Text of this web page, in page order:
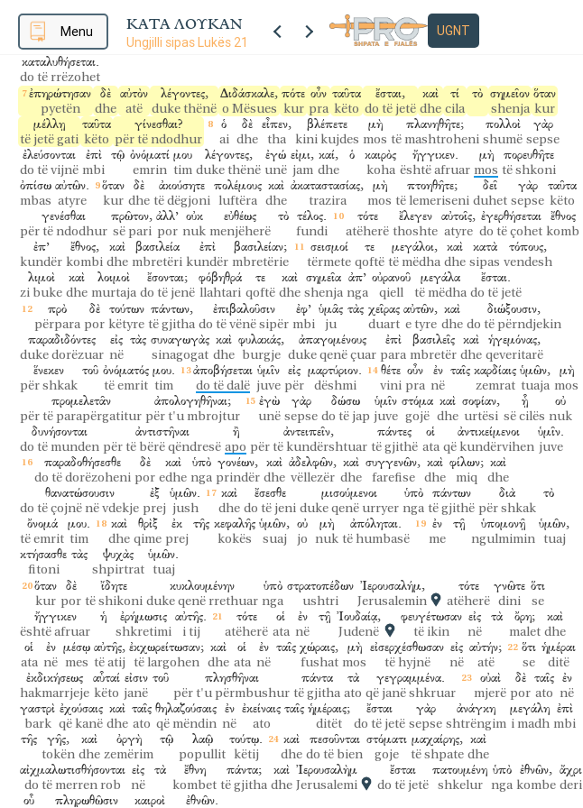
Menu ΚΑΤΑ ΛΟΥΚΑΝ
Ungjilli sipas Lukës 21
UGNT
dhe disa ndërsa thonë për tempullin të bukur dhe oferta kushtimi
εἶπεν,
tha
ταῦτα
këto të cilat
θεωρεῖτε,
vëreni
ἐλεύσονται
do të vijnë
ἡμέραι αἷς οὐκ
nuk
ἀφεθήσεται
do të lihet
λίθος
gur
ἐπὶ
mbi
καταλυθήσεται.
do të rrëzohet
ἐπηρώτησαν
pyetën
δὲ
dhe
αὐτὸν
atë
λέγοντες,
duke thënë
Διδάσκαλε,
o Mësues
πότε
kur
οὖν
pra
ταῦτα
këto
ἔσται,
do të jetë
καὶ
dhe
τί
cila
τὸ σημεῖον
shenja
ὅταν
kur
μέλλῃ
të jetë gati
ταῦτα
këto
γίνεσθαι?
për të ndodhur
ὁ
ai
δὲ
dhe
εἶπεν,
tha
βλέπετε
kini kujdes
μὴ
mos
πλανηθῆτε;
të mashtroheni
πολλοὶ
shumë
γὰρ
sepse
ἐλεύσονται
do të vijnë
ἐπὶ
mbi
τῷ ὀνόματί
emrin
μου
tim
λέγοντες,
duke thënë
ἐγώ
unë
εἰμι,
jam
καί,
dhe
ὁ καιρὸς
koha
ἤγγικεν.
është afruar
μὴ
mos
πορευθῆτε
të shkoni
ὀπίσω
mbas
αὐτῶν.
atyre
ὅταν
kur
δὲ
dhe
ἀκούσητε
të dëgjoni
πολέμους
luftëra
καὶ
dhe
ἀκαταστασίας,
trazira
μὴ
mos
πτοηθῆτε;
të lemeriseni
δεῖ
duhet
γὰρ
sepse
ταῦτα
këto
γενέσθαι
për të ndodhur
πρῶτον,
së pari
ἀλλ’
por
οὐκ
nuk
εὐθέως
menjëherë
τὸ τέλος.
fundi
τότε
atëherë
ἔλεγεν
thoshte
αὐτοῖς,
atyre
ἐγερθήσεται
do të çohet
ἔθνος
komb
ἐπ’
kundër
ἔθνος,
kombi
καὶ
dhe
βασιλεία
mbretëri
ἐπὶ
kundër
βασιλείαν;
mbretërie
σεισμοί
tërmete
τε
qoftë
μεγάλοι,
të mëdha
καὶ
dhe
κατὰ
sipas
τόπους,
vendesh
λιμοὶ
zi buke
καὶ
dhe
λοιμοὶ
murtaja
ἔσονται;
do të jenë
φόβηθρά
llahtari
τε
qoftë
καὶ
dhe
σημεῖα
shenja
ἀπ’
nga
οὐρανοῦ
qiell
μεγάλα
të mëdha
ἔσται.
do të jetë
πρὸ
përpara
δὲ
por
τούτων
këtyre
πάντων,
të gjitha
ἐπιβαλοῦσιν
do të vënë sipër
ἐφ’
mbi
ὑμᾶς
ju
τὰς χεῖρας
duart
αὐτῶν,
e tyre
καὶ
dhe
διώξουσιν,
do të përndjekin
παραδιδόντες
duke dorëzuar
εἰς
në
τὰς συναγωγὰς
sinagogat
καὶ
dhe
φυλακάς,
burgje
ἀπαγομένους
duke qenë çuar
ἐπὶ
para
βασιλεῖς
mbretër
καὶ
dhe
ἡγεμόνας,
qeveritarë
ἕνεκεν
për shkak
τοῦ ὀνόματός
të emrit
μου.
tim
ἀποβήσεται
do të dalë
ὑμῖν
juve
εἰς
për
μαρτύριον.
dëshmi
θέτε
vini
οὖν
pra
ἐν
në
ταῖς καρδίαις
zemrat
ὑμῶν,
tuaja
μὴ
mos
προμελετᾶν
për të parapërgatitur
ἀπολογηθῆναι;
për t'u mbrojtur
ἐγὼ
unë
γὰρ
sepse
δώσω
do të jap
ὑμῖν
juve
στόμα
gojë
καὶ
dhe
σοφίαν,
urtësi
ᾗ
së cilës
οὐ
nuk
δυνήσονται
do të munden
ἀντιστῆναι
për të bërë qëndresë
ἢ
apo
ἀντειπεῖν,
për të kundërshtuar
πάντες
të gjithë
οἱ
ata
ἀντικείμενοι
që kundërvihen
ὑμῖν.
juve
παραδοθήσεσθε
do të dorëzoheni
δὲ
por
καὶ
edhe
ὑπὸ
nga
γονέων,
prindër
καὶ
dhe
ἀδελφῶν,
vëllezër
καὶ
dhe
συγγενῶν,
farefise
καὶ
dhe
φίλων;
miq
καὶ
dhe
θανατώσουσιν
do të çojnë në vdekje
ἐξ
prej
ὑμῶν.
jush
καὶ
dhe
ἔσεσθε
do të jeni
μισούμενοι
duke qenë urryer
ὑπὸ
nga
πάντων
të gjithë
διὰ
për shkak
τὸ
ὄνομά
të emrit
μου.
tim
καὶ
dhe
θρὶξ
qime
ἐκ
prej
τῆς κεφαλῆς
kokës
ὑμῶν,
suaj
οὐ
jo
μὴ
nuk
ἀπόληται.
të humbasë
ἐν
me
τῇ ὑπομονῇ
ngulmimin
ὑμῶν,
tuaj
κτήσασθε
fitoni
τὰς ψυχὰς
shpirtrat
ὑμῶν.
tuaj
ὅταν
kur
δὲ
por
ἴδητε
të shikoni
κυκλουμένην
duke qenë rrethuar
ὑπὸ
nga
στρατοπέδων
ushtri
Ἰερουσαλήμ,
Jerusalemin
τότε
atëherë
γνῶτε
dini
ὅτι
se
ἤγγικεν
është afruar
ἡ ἐρήμωσις
shkretimi
αὐτῆς.
i tij
τότε
atëherë
οἱ
ata
ἐν
në
τῇ Ἰουδαίᾳ,
Judenë
φευγέτωσαν
të ikin
εἰς
në
τὰ ὄρη;
malet
καὶ
dhe
οἱ
ata
ἐν
në
μέσῳ
mes
αὐτῆς,
të atij
ἐκχωρείτωσαν;
të largohen
καὶ
dhe
οἱ
ata
ἐν
në
ταῖς χώραις,
fushat
μὴ
mos
εἰσερχέσθωσαν
të hyjnë
εἰς
në
αὐτήν;
atë
ὅτι
se
ἡμέραι
ditë
ἐκδικήσεως
hakmarrjeje
αὗταί
këto
εἰσιν
janë
τοῦ πλησθῆναι
për t'u përmbushur
πάντα
të gjitha
τὰ
ato
γεγραμμένα.
që janë shkruar
οὐαὶ
mjerë
δὲ
por
ταῖς
ato
ἐν
në
γαστρὶ
bark
ἐχούσαις
që kanë
καὶ
dhe
ταῖς
ato
θηλαζούσαις
që mëndin
ἐν
në
ἐκείναις
ato
ταῖς ἡμέραις;
ditët
ἔσται
do të jetë
γὰρ
sepse
ἀνάγκη
shtrëngim
μεγάλη
i madh
ἐπὶ
mbi
τῆς γῆς,
tokën
καὶ
dhe
ὀργὴ
zemërim
τῷ λαῷ
popullit
τούτῳ.
këtij
καὶ
dhe
πεσοῦνται
do të bien
στόματι
goje
μαχαίρης,
të shpate
καὶ
dhe
αἰχμαλωτισθήσονται
do të merren rob
εἰς
në
τὰ ἔθνη
kombet
πάντα;
të gjitha
καὶ
dhe
Ἰερουσαλὴμ
Jerusalemi
ἔσται
do të jetë
πατουμένη
shkelur
ὑπὸ
nga
ἐθνῶν,
kombe
ἄχρι
deri
οὗ πληρωθῶσιν καιροὶ ἐθνῶν.